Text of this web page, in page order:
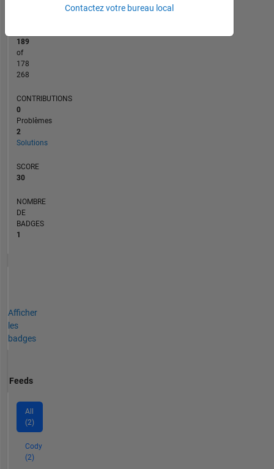
189
of
178
268
CONTRIBUTIONS
0
Problèmes
2
Solutions
SCORE
30
NOMBRE
DE
BADGES
1
Afficher
les
badges
Feeds
All
(2)
Cody
(2)
Contactez votre bureau local